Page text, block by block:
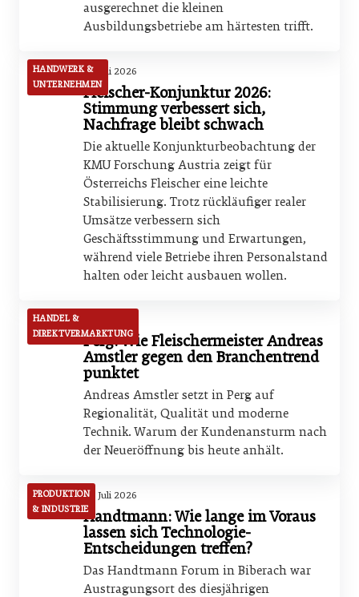
ausgerechnet die kleinen
Ausbildungsbetriebe am härtesten trifft.
HANDWERK &
UNTERNEHMEN
16. Juli 2026
Fleischer-Konjunktur 2026:
Stimmung verbessert sich,
Nachfrage bleibt schwach
Die aktuelle Konjunkturbeobachtung der
KMU Forschung Austria zeigt für
Österreichs Fleischer eine leichte
Stabilisierung. Trotz rückläufiger realer
Umsätze verbessern sich
Geschäftsstimmung und Erwartungen,
während viele Betriebe ihren Personalstand
halten oder leicht ausbauen wollen.
HANDEL &
DIREKTVERMARKTUNGPerg: Wie Fleischermeister Andreas
Amstler gegen den Branchentrend
punktet
Andreas Amstler setzt in Perg auf
Regionalität, Qualität und moderne
Technik. Warum der Kundenansturm nach
der Neueröffnung bis heute anhält.
PRODUKTION
& INDUSTRIE
15. Juli 2026
Handtmann: Wie lange im Voraus
lassen sich Technologie-
Entscheidungen treffen?
Das Handtmann Forum in Biberach war
Austragungsort des diesjährigen